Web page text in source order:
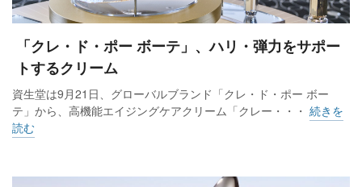
「クレ・ド・ポー ボーテ」、ハリ・弾力をサポー
トするクリーム
資生堂は9月21日、グローバルブランド「クレ・ド・ポー ボー
テ」から、高機能エイジングケアクリーム「クレー・・・ 続きを
読む